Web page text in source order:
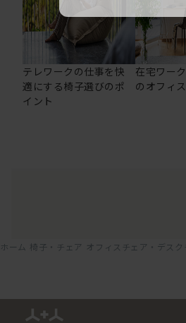
テレワークの仕事を快
適にする椅子選びのポ
イント
在宅ワー
のオフィ
ホーム 椅子・チェア オフィスチェア・デスク